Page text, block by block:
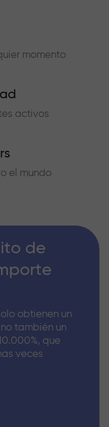
momento
activos
el mundo
de
obtienen un
también un
que
veces